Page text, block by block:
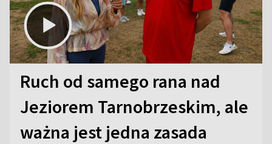
Ruch od samego rana nad
Jeziorem Tarnobrzeskim, ale
ważna jest jedna zasada